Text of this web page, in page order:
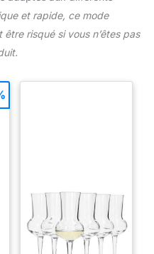
et rapide, ce mode
risqué si vous n’êtes pas